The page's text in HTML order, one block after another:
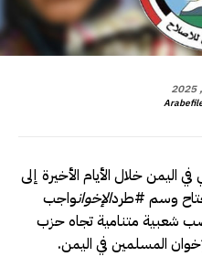
خلال الأيام الأخيرة إلى
وسم #طردالإخوانواجب
شعبية متنامية تجاه حزب
المسلمين في اليمن.